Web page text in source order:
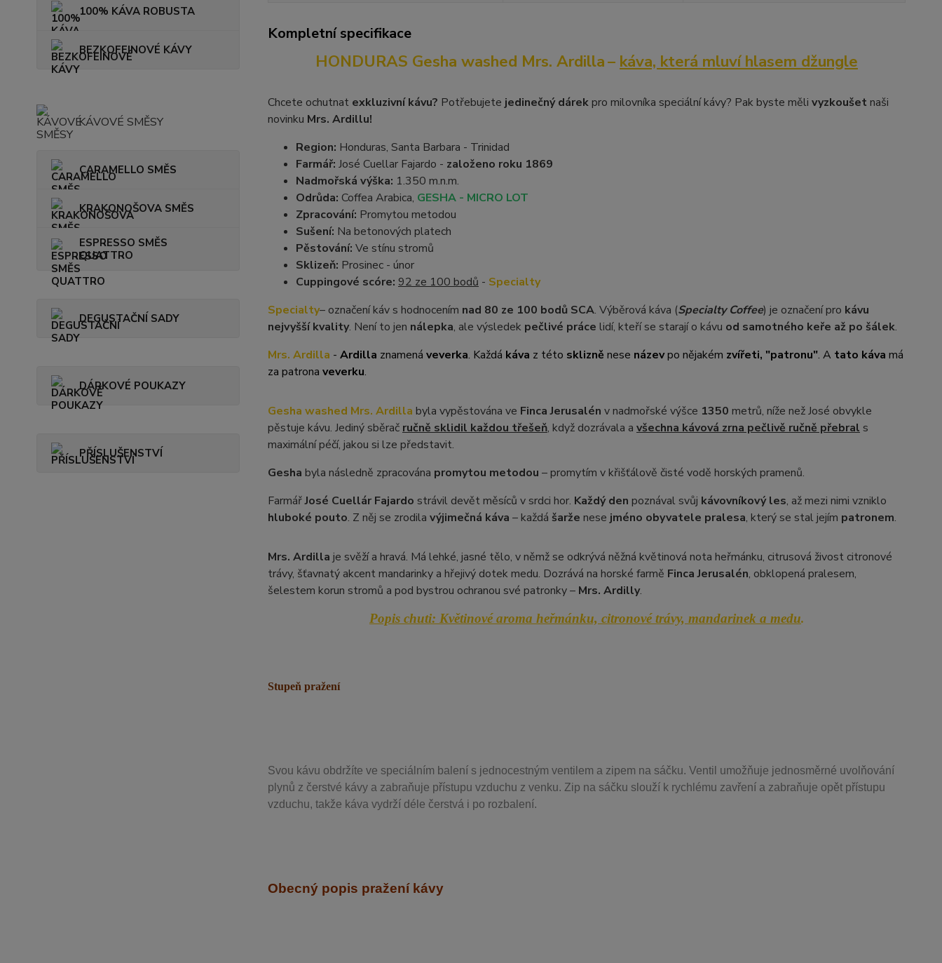
100% KÁVA ROBUSTA
BEZKOFEINOVÉ KÁVY
KÁVOVÉ SMĚSY
CARAMELLO SMĚS
KRAKONOŠOVA SMĚS
ESPRESSO SMĚS
QUATTRO
DEGUSTAČNÍ SADY
DÁRKOVÉ POUKAZY
PŘÍSLUŠENSTVÍ
Kompletní specifikace
HONDURAS Gesha washed Mrs. Ardilla– káva, která mluví hlasem džungle
Chcete ochutnat exkluzivní kávu? Potřebujete jedinečný dárekpro milovníka speciální kávy? Pak byste měli vyzkoušet naši
novinku Mrs. Ardillu!
Region: Honduras, Santa Barbara - Trinidad
Farmář: José Cuellar Fajardo - založeno roku 1869
Nadmořská výška: 1.350 m.n.m.
Odrůda: Coffea Arabica, GESHA - MICRO LOT
Zpracování: Promytou metodou
Sušení: Na betonových platech
Pěstování: Ve stínu stromů
Sklizeň: Prosinec - únor
Cuppingové scóre: 92 ze 100 bodů - Specialty
Specialty– označení káv s hodnocením nad 80 ze 100 bodů SCA. Výběrová káva (Specialty Coffee) je označení pro kávu
nejvyšší kvality. Není to jen nálepka, ale výsledek pečlivé práce lidí, kteří se starají o kávu od samotného keře až po šálek.
Mrs. Ardilla - Ardilla znamená veverka. Každá káva z této sklizně nese názevpo nějakém zvířeti, "patronu". A tato káva má
za patrona veverku.
Gesha washed Mrs. Ardilla byla vypěstována ve Finca Jerusalén v nadmořské výšce 1350 metrů, níže než José obvykle
pěstuje kávu. Jediný sběrač ručně sklidil každou třešeň, když dozrávala a všechna kávová zrna pečlivě ručně přebral s
maximální péčí, jakou si lze představit.
Gesha byla následně zpracována promytou metodou – promytím v křišťálově čisté vodě horských pramenů.
FarmářJosé Cuellár Fajardo strávil devět měsíců v srdci hor. Každý den poznával svůj kávovníkový les, až mezi nimi vzniklo
hluboké pouto. Z něj se zrodila výjimečná káva – každá šarže nese jméno obyvatele pralesa, který se stal jejím patronem.
Mrs. Ardilla je svěží a hravá. Má lehké, jasné tělo, v němž se odkrývá něžná květinová nota heřmánku, citrusová živost citronové
trávy, šťavnatý akcent mandarinky a hřejivý dotek medu. Dozrává na horské farmě Finca Jerusalén, obklopená pralesem,
šelestem korun stromů a pod bystrou ochranou své patronky – Mrs. Ardilly.
Popis chuti: Květinové aroma heřmánku, citronové trávy, mandarinek a medu.
Stupeň pražení
Svou kávu obdržíte ve speciálním balení s jednocestným ventilem a zipem na sáčku. Ventil umožňuje jednosměrné uvolňování
plynů z čerstvé kávy a zabraňuje přístupu vzduchu z venku. Zip na sáčku slouží k rychlému zavření a zabraňuje opět přístupu
vzduchu, takže káva vydrží déle čerstvá i po rozbalení.
Obecný popis pražení kávy